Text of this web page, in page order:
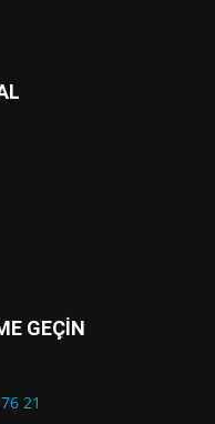
GEÇİN
21